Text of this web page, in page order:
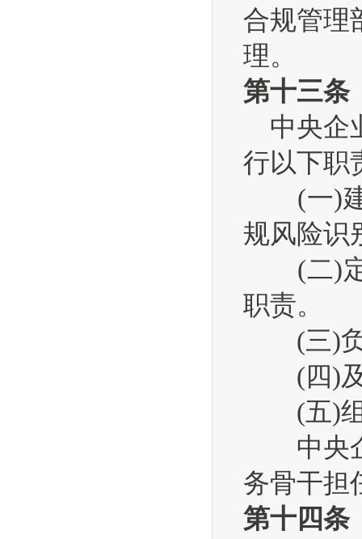
合规管理
理。
第十三条
中央企
行以下职
(一)建
规风险识
(二)定
职责。
(三)负
(四)及
(五)组
中央企
务骨干担
第十四条